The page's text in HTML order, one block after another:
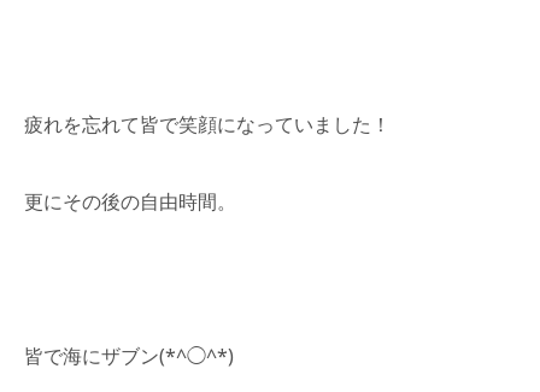
疲れを忘れて皆で笑顔になっていました！
更にその後の自由時間。
皆で海にザブン(*^◯^*)